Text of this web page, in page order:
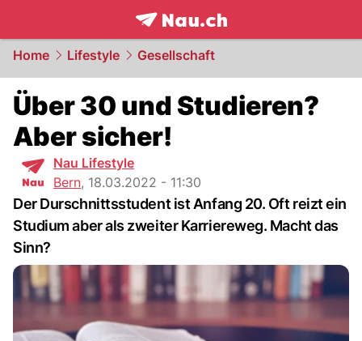
frontpage.NAU.ch
Home Lifestyle Gesellschaft
Über 30 und Studieren?
Aber sicher!
Nau Lifestyle
Bern, 18.03.2022 - 11:30
Der Durschnittsstudent ist Anfang 20. Oft reizt ein
Studium aber als zweiter Karriereweg. Macht das
Sinn?